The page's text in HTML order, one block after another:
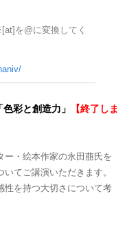
を@に変換してく
彩と創造力」
【終了しま
・絵本作家の永田萠氏を
てご講演いただきます。
性を持つ大切さについて考